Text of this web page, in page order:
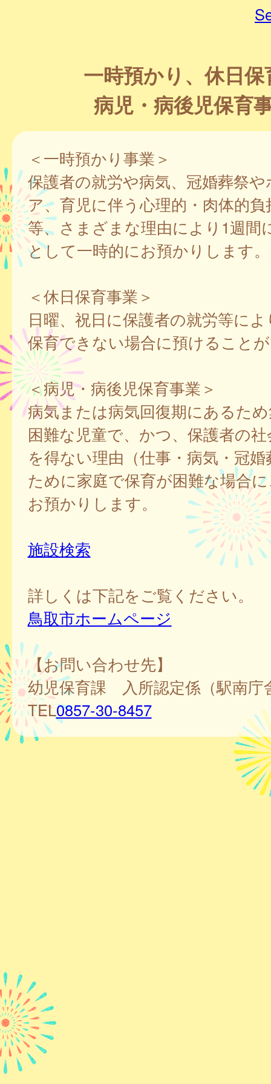
一時預かり、休日保
病児・病後児保育
＜一時預かり事業＞
保護者の就労や病気、冠婚葬祭
ア、育児に伴う心理的・肉体的負
等、さまざまな理由により1週間
として一時的にお預かりします。
＜休日保育事業＞
日曜、祝日に保護者の就労等に
保育できない場合に預けること
＜病児・病後児保育事業＞
病気または病気回復期にあるた
困難な児童で、かつ、保護者の
を得ない理由（仕事・病気・冠
ために家庭で保育が困難な場合
お預かりします。
施設検索
詳しくは下記をご覧ください。
鳥取市ホームページ
【お問い合わせ先】
幼児保育課 入所認定係（駅南庁
TEL0857-30-8457